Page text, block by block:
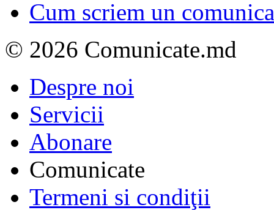
Cum scriem un
© 2026 Comunicate.md
Despre noi
Servicii
Abonare
Comunicate
Termeni si condiţii